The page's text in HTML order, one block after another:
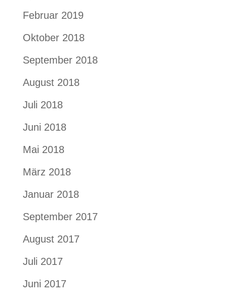
Februar 2019
Oktober 2018
September 2018
August 2018
Juli 2018
Juni 2018
Mai 2018
März 2018
Januar 2018
September 2017
August 2017
Juli 2017
Juni 2017